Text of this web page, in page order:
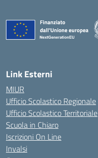
Link Esterni
MIUR
Ufficio Scolastico Regionale
Ufficio Scolastico Territoriale
Scuola in Chiaro
Iscrizioni On Line
Invalsi